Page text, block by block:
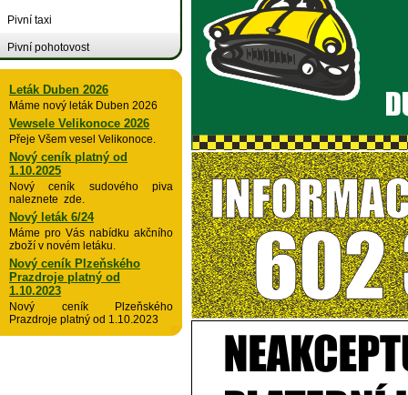
Pivní taxi
Pivní pohotovost
Leták Duben 2026
Máme nový leták Duben 2026
Vewsele Velikonoce 2026
Přeje Všem vesel Velikonoce.
Nový ceník platný od
1.10.2025
Nový ceník sudového piva
naleznete zde.
Nový leták 6/24
Máme pro Vás nabídku akčního
zboží v novém letáku.
Nový ceník Plzeňského
Prazdroje platný od
1.10.2023
Nový ceník Plzeňského
Prazdroje platný od 1.10.2023